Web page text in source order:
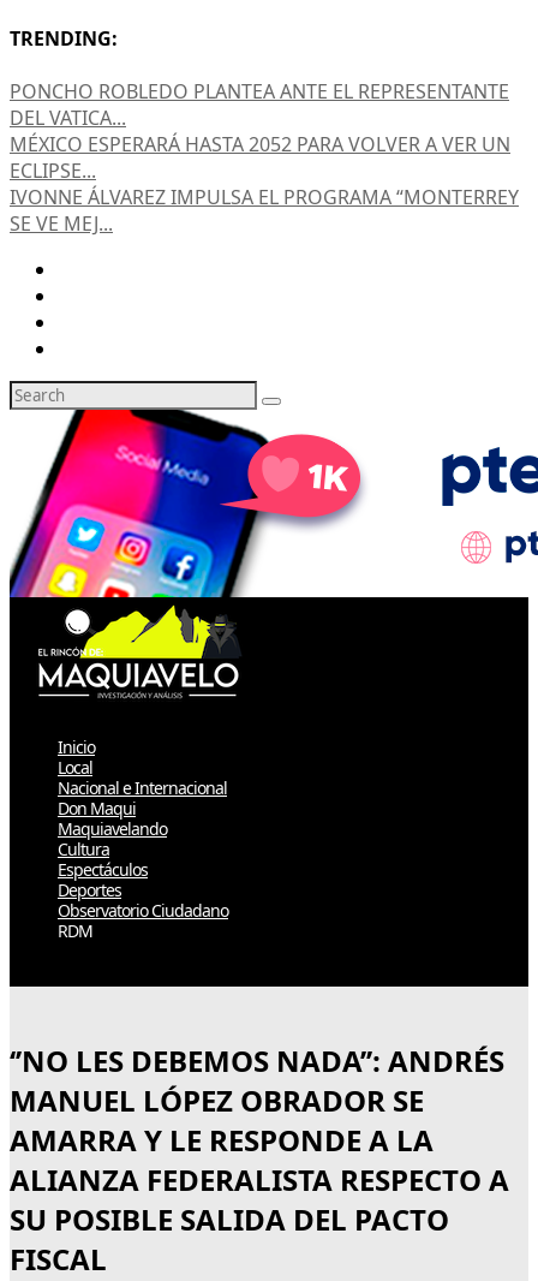
TRENDING:
PONCHO ROBLEDO PLANTEA ANTE EL REPRESENTANTE
DEL VATICA...
MÉXICO ESPERARÁ HASTA 2052 PARA VOLVER A VER UN
ECLIPSE...
IVONNE ÁLVAREZ IMPULSA EL PROGRAMA “MONTERREY
SE VE MEJ...
Inicio
Local
Nacional e Internacional
Don Maqui
Maquiavelando
Cultura
Espectáculos
Deportes
Observatorio Ciudadano
RDM
‘’NO LES DEBEMOS NADA’’: ANDRÉS
MANUEL LÓPEZ OBRADOR SE
AMARRA Y LE RESPONDE A LA
ALIANZA FEDERALISTA RESPECTO A
SU POSIBLE SALIDA DEL PACTO
FISCAL